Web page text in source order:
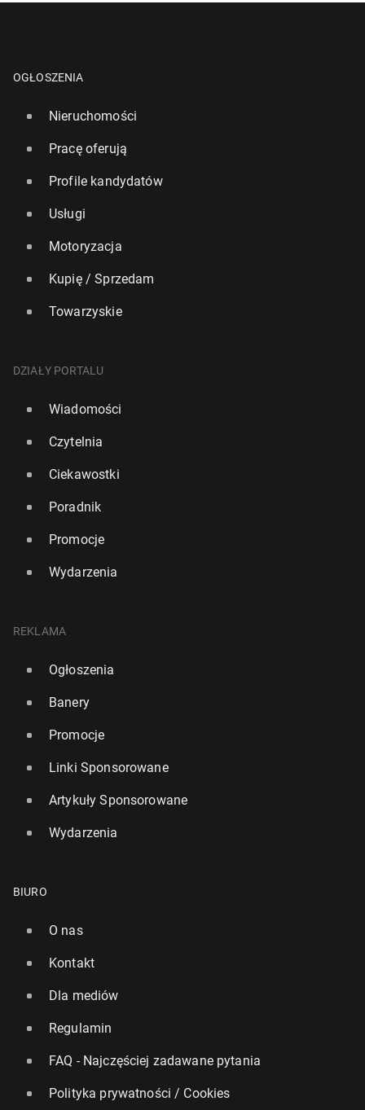
OGŁOSZENIA
Nieruchomości
Pracę oferują
Profile kandydatów
Usługi
Motoryzacja
Kupię / Sprzedam
Towarzyskie
DZIAŁY PORTALU
Wiadomości
Czytelnia
Ciekawostki
Poradnik
Promocje
Wydarzenia
REKLAMA
Ogłoszenia
Banery
Promocje
Linki Sponsorowane
Artykuły Sponsorowane
Wydarzenia
BIURO
O nas
Kontakt
Dla mediów
Regulamin
FAQ - Najczęściej zadawane pytania
Polityka prywatności / Cookies